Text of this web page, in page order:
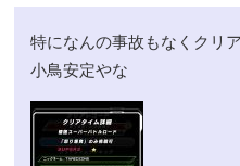
特になんの事故もなくクリア
小鳥安定やな